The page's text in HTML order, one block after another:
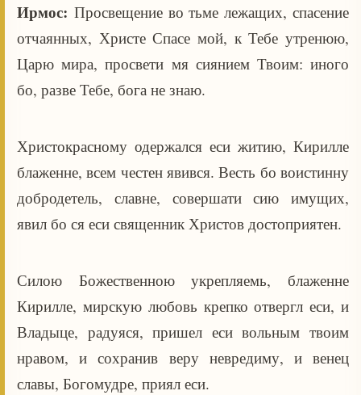
Ирмос: Просвещение во тьме лежащих, спасение
отчаянных, Христе Спасе мой, к Тебе утренюю,
Царю мира, просвети мя сиянием Твоим: иного
бо, разве Тебе, бога не знаю.
Христокрасному одержался еси житию, Кирилле
блаженне, всем честен явився. Весть бо воистинну
добродетель, славне, совершати сию имущих,
явил бо ся еси священник Христов достоприятен.
Силою Божественною укрепляемь, блаженне
Кирилле, мирскую любовь крепко отвергл еси, и
Владыце, радуяся, пришел еси вольным твоим
нравом, и сохранив веру невредиму, и венец
славы, Богомудре, приял еси.